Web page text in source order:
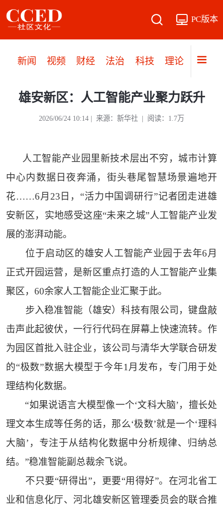
PC版本
新闻 视频 财经 法治 科技 理论 党建
雄安新区：人工智能产业聚力跃升
2026/06/24 10:14 | 来源：新华社 | 阅读：1.7万
人工智能产业园里新技术层出不穷，城市计算
中心内数据日夜奔涌，街头巷尾智慧场景遍地开
花……6月23日，“活力中国调研行”记者团走进雄
安新区，实地感受这座“未来之城”人工智能产业发
展的澎湃动能。
位于启动区的雄安人工智能产业园于去年6月
正式开园运营，是新区重点打造的人工智能产业集
聚区，60余家人工智能企业汇聚于此。
步入稳准智能（雄安）科技有限公司，键盘敲
击声此起彼伏，一行行代码在屏幕上快速流转。作
为园区首批入驻企业，该公司与清华大学联合研发
的“极数”数据大模型于今年1月发布，专门用于处
理结构化数据。
“如果说语言大模型像一个‘文科大脑’，擅长处
理文本生成等任务的话，那么‘极数’就是一个‘理科
大脑’，专注于从结构化数据中分析规律、归纳总
结。”稳准智能副总裁余飞说。
不只要“研得出”，更要“用得好”。在河北省工
业和信息化厅、河北雄安新区管理委员会的联合推